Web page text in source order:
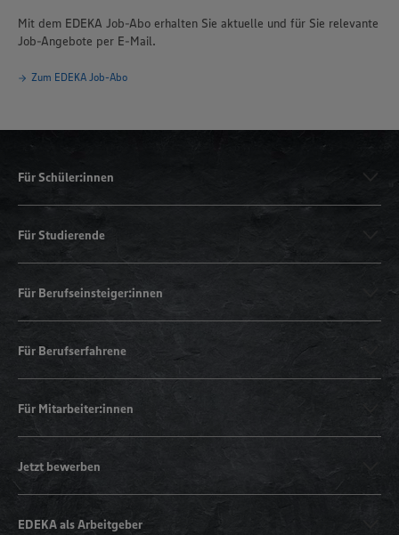
Mit dem EDEKA Job-Abo erhalten Sie aktuelle und für Sie relevante
Job-Angebote per E-Mail.
Zum EDEKA Job-Abo
Für Schüler:innen
Für Studierende
Für Berufseinsteiger:innen
Für Berufserfahrene
Für Mitarbeiter:innen
Jetzt bewerben
EDEKA als Arbeitgeber